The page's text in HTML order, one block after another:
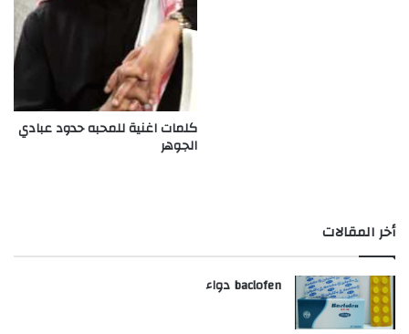
كلمات اغنية للمحبه حدود عبادي
الجوهر
أخر المقالات
baclofen دواء